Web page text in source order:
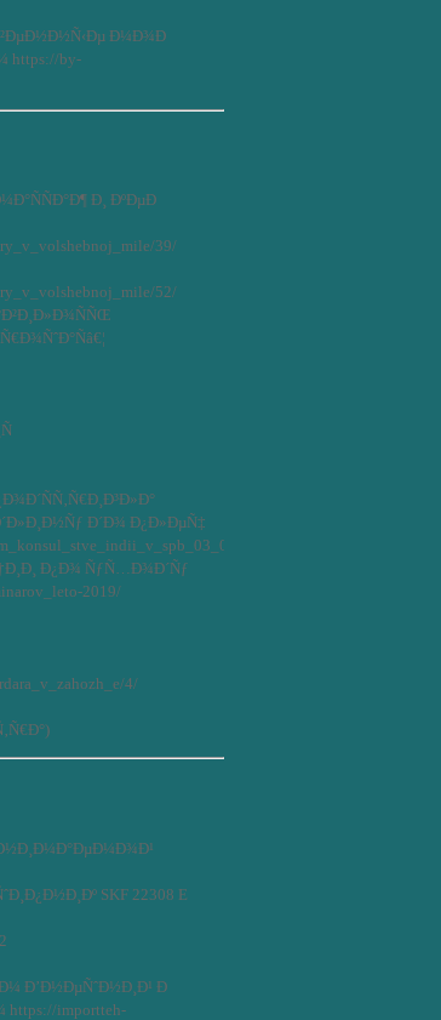
Ð¼Ð¾Ð
https://by-
Ð¸ ÐºÐµÐ
39/
52/
Ð´Ð¾ Ð¿Ð»ÐµÑ‡
18/
Ð¿Ð¾ ÑƒÑ…Ð¾Ð´Ñƒ
2019/
4/
SKF 22308 E
Ð’Ð½ÐµÑˆÐ½Ð¸Ð¹ Ð
https://importteh-